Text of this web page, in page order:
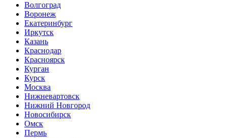
Волгоград
Воронеж
Екатеринбург
Иркутск
Казань
Краснодар
Красноярск
Курган
Курск
Москва
Нижневартовск
Нижний Новгород
Новосибирск
Омск
Пермь